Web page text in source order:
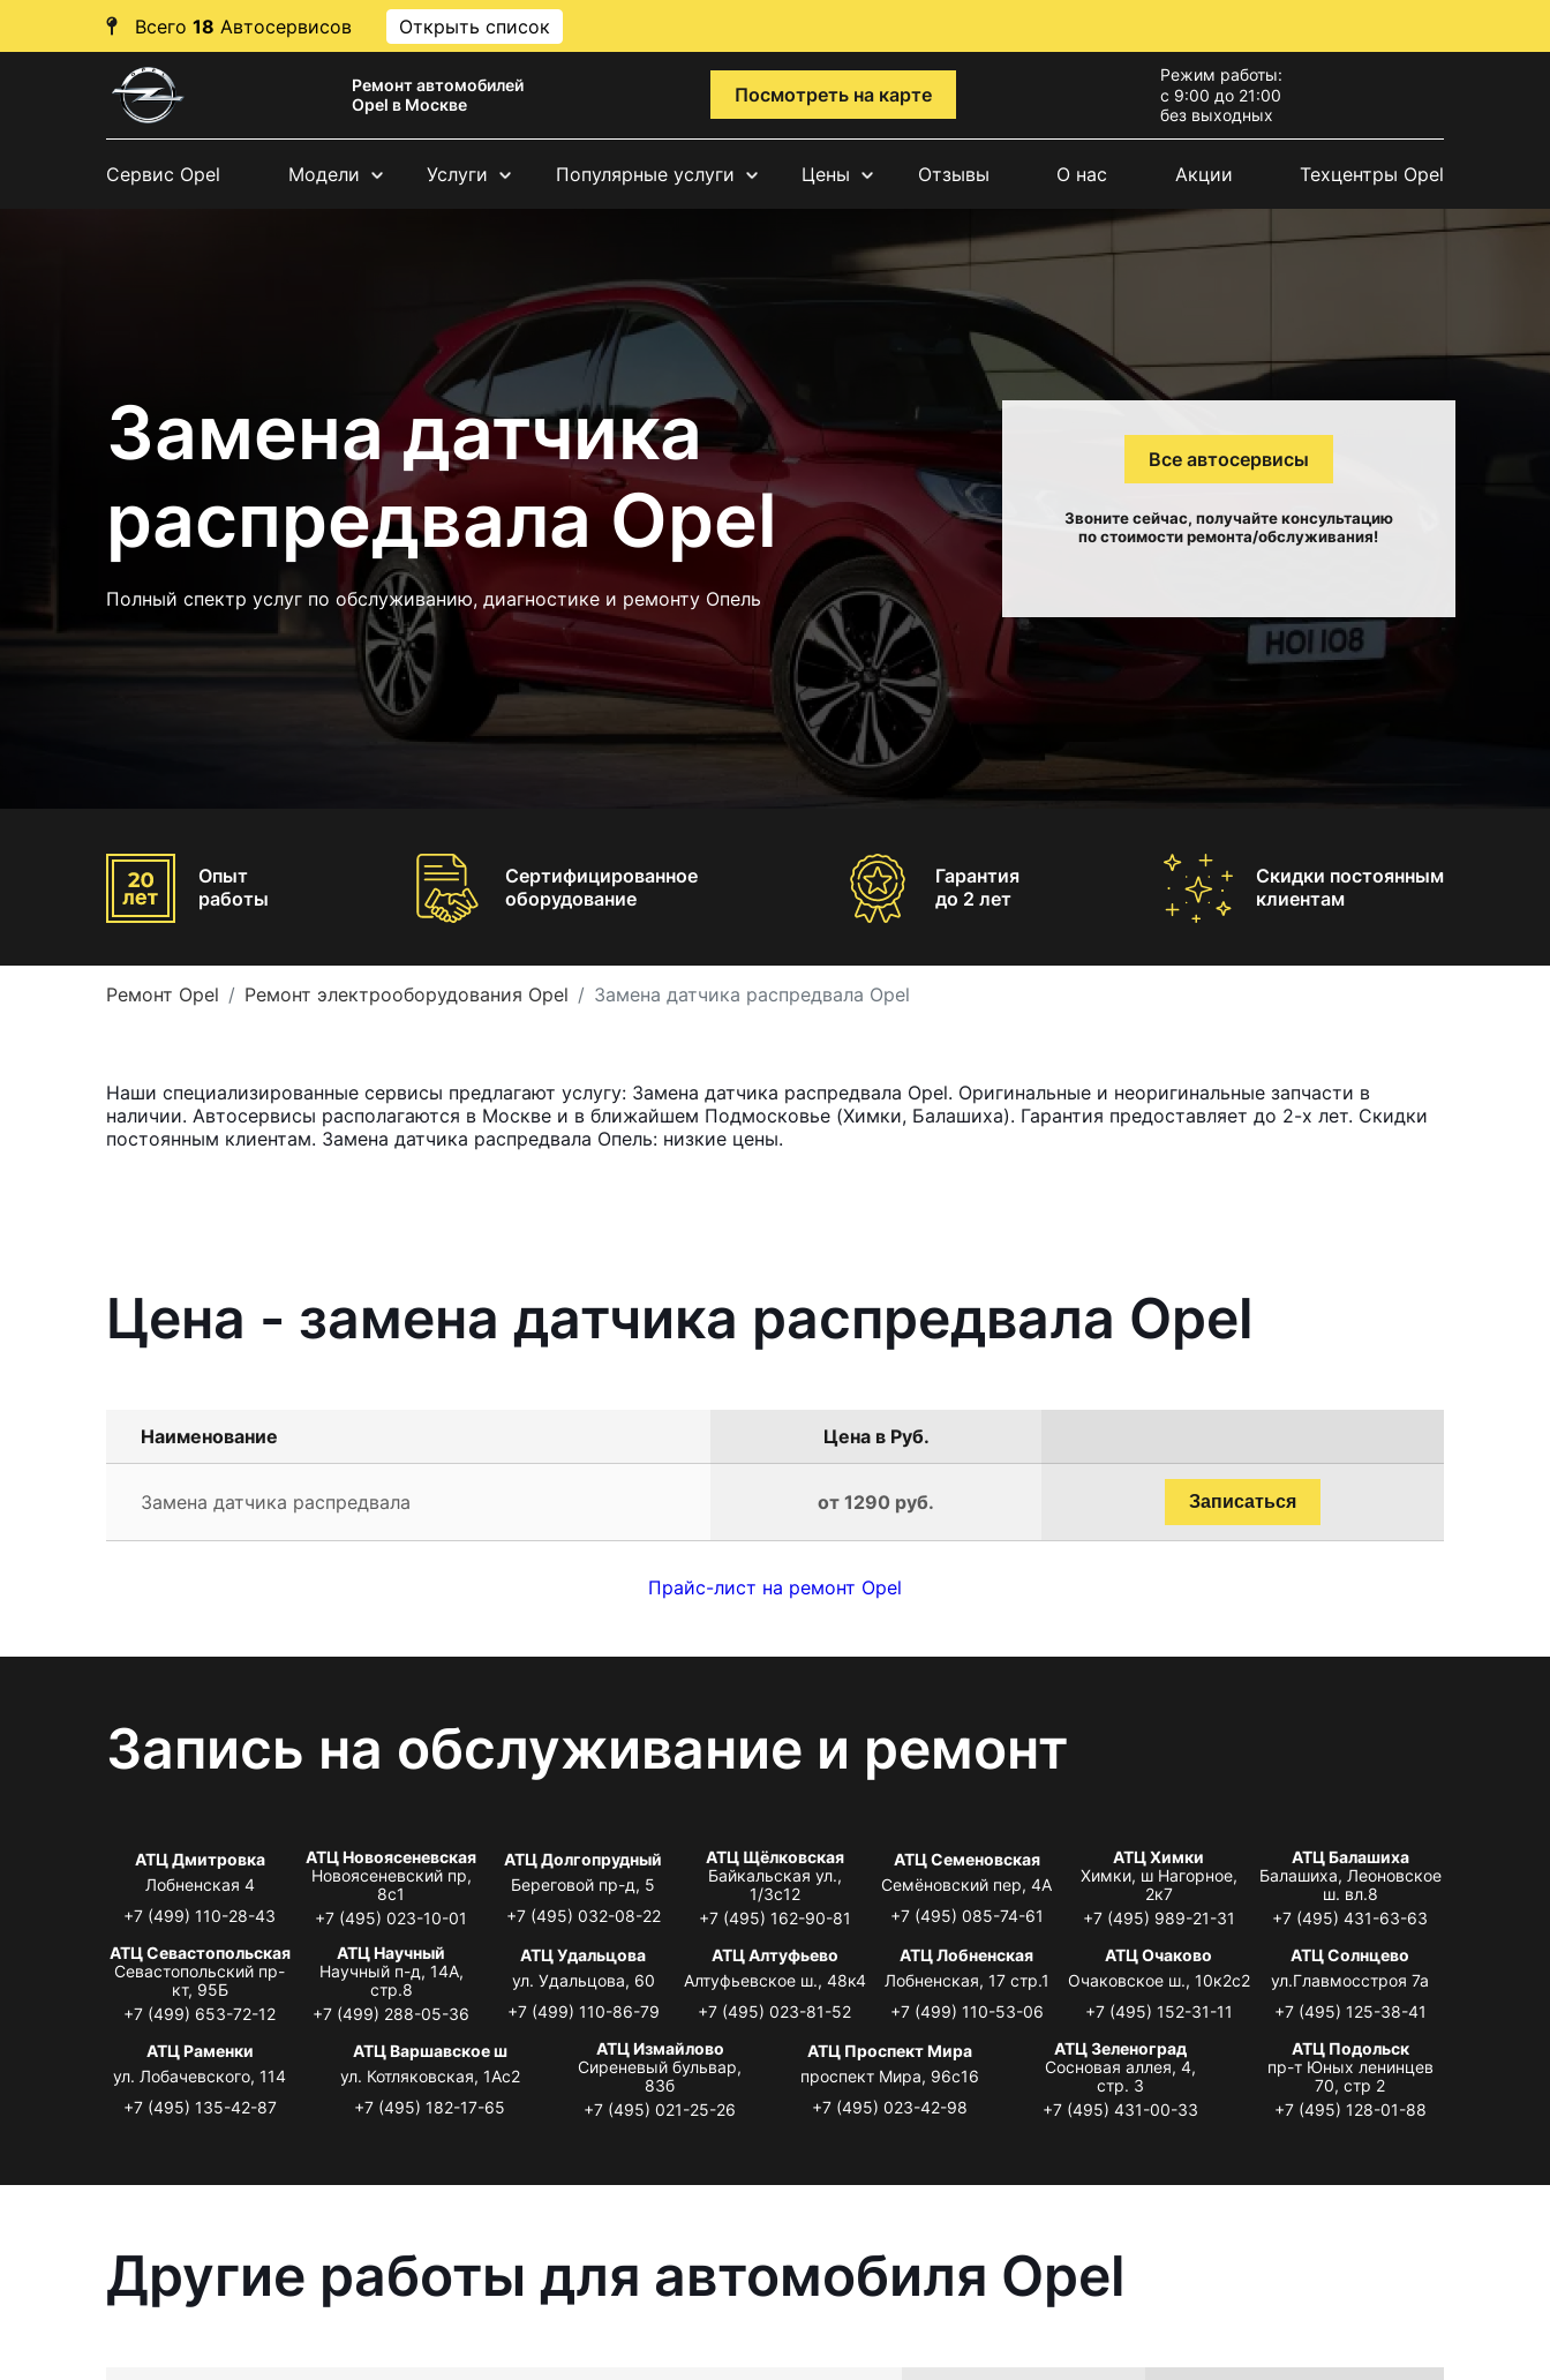
Всего 18 Автосервисов Открыть список
Ремонт автомобилей
Opel в Москве
Посмотреть на карте
Режим работы:
с 9:00 до 21:00
без выходных
Сервис Opel Модели Услуги Популярные услуги Цены Отзывы О нас Акции Техцентры Opel
Замена датчика
распредвала Opel
Полный спектр услуг по обслуживанию, диагностике и ремонту Опель
Все автосервисы
Звоните сейчас, получайте консультацию
по стоимости ремонта/обслуживания!
Опыт
работы
Сертифицированное
оборудование
Гарантия
до 2 лет
Скидки постоянным
клиентам
Ремонт Opel Ремонт электрооборудования Opel Замена датчика распредвала Opel
Наши специализированные сервисы предлагают услугу: Замена датчика распредвала Opel. Оригинальные и неоригинальные запчасти в
наличии. Автосервисы располагаются в Москве и в ближайшем Подмосковье (Химки, Балашиха). Гарантия предоставляет до 2-х лет. Скидки
постоянным клиентам. Замена датчика распредвала Опель: низкие цены.
Цена - замена датчика распредвала Opel
Наименование Цена в Руб.
Замена датчика распредвала от 1290 руб. Записаться
Прайс-лист на ремонт Opel
Запись на обслуживание и ремонт
АТЦ Дмитровка
Лобненская 4
+7 (499) 110-28-43
АТЦ Новоясеневская
Новоясеневский пр,
8с1
+7 (495) 023-10-01
АТЦ Долгопрудный
Береговой пр-д, 5
+7 (495) 032-08-22
АТЦ Щёлковская
Байкальская ул.,
1/3с12
+7 (495) 162-90-81
АТЦ Семеновская
Семёновский пер, 4А
+7 (495) 085-74-61
АТЦ Химки
Химки, ш Нагорное,
2к7
+7 (495) 989-21-31
АТЦ Балашиха
Балашиха, Леоновское
ш. вл.8
+7 (495) 431-63-63
АТЦ Севастопольская
Севастопольский пр-
кт, 95Б
+7 (499) 653-72-12
АТЦ Научный
Научный п-д, 14А,
стр.8
+7 (499) 288-05-36
АТЦ Удальцова
ул. Удальцова, 60
+7 (499) 110-86-79
АТЦ Алтуфьево
Алтуфьевское ш., 48к4
+7 (495) 023-81-52
АТЦ Лобненская
Лобненская, 17 стр.1
+7 (499) 110-53-06
АТЦ Очаково
Очаковское ш., 10к2с2
+7 (495) 152-31-11
АТЦ Солнцево
ул.Главмосстроя 7а
+7 (495) 125-38-41
АТЦ Раменки
ул. Лобачевского, 114
+7 (495) 135-42-87
АТЦ Варшавское ш
ул. Котляковская, 1Ас2
+7 (495) 182-17-65
АТЦ Измайлово
Сиреневый бульвар,
83б
+7 (495) 021-25-26
АТЦ Проспект Мира
проспект Мира, 96с16
+7 (495) 023-42-98
АТЦ Зеленоград
Сосновая аллея, 4,
стр. 3
+7 (495) 431-00-33
АТЦ Подольск
пр-т Юных ленинцев
70, стр 2
+7 (495) 128-01-88
Другие работы для автомобиля Opel